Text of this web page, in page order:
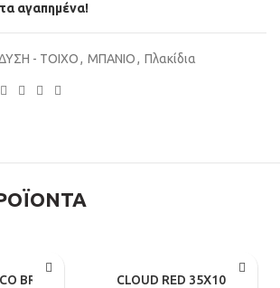
αγαπημένα!
- ΤΟΙΧΟ, ΜΠΑΝΙΟ, Πλακίδια
BRILLO
CLOUD RED 35X100